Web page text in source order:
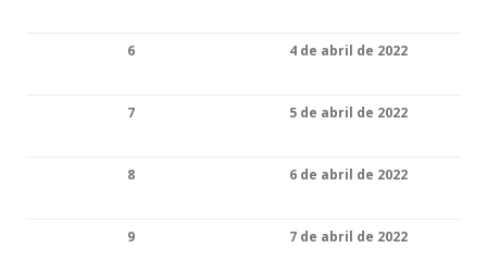
6 4 de abril de 2022
7 5 de abril de 2022
8 6 de abril de 2022
9 7 de abril de 2022